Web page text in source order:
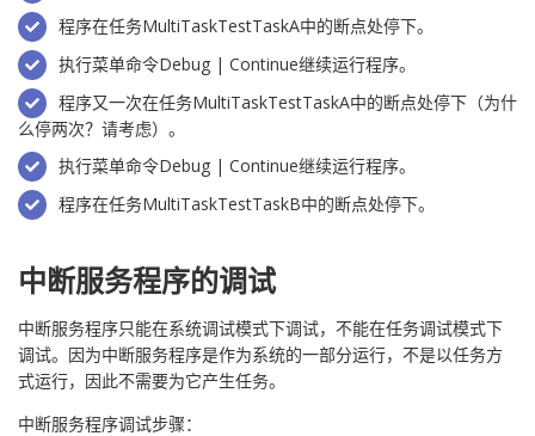
程序在任务MultiTaskTestTaskA中的断点处停下。
执行菜单命令Debug | Continue继续运行程序。
程序又一次在任务MultiTaskTestTaskA中的断点处停下（为什
么停两次？请考虑）。
执行菜单命令Debug | Continue继续运行程序。
程序在任务MultiTaskTestTaskB中的断点处停下。
中断服务程序的调试
中断服务程序只能在系统调试模式下调试，不能在任务调试模式下
调试。因为中断服务程序是作为系统的一部分运行，不是以任务方
式运行，因此不需要为它产生任务。
中断服务程序调试步骤：